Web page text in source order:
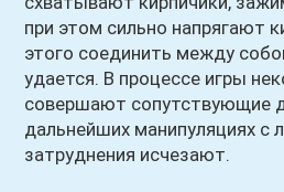
при этом сильно напрягают
этого соединить между
удается. В процессе игры
совершают сопутствующие
дальнейших манипуляциях с
затруднения исчезают.